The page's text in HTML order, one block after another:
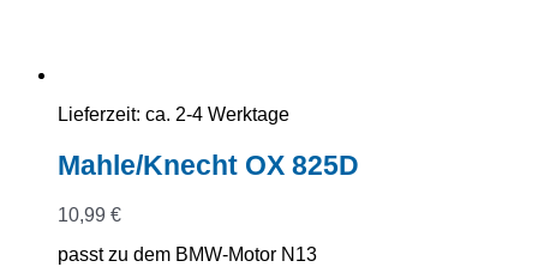
Lieferzeit: ca. 2-4 Werktage
Mahle/Knecht OX 825D
10,99 €
passt zu dem BMW-Motor N13